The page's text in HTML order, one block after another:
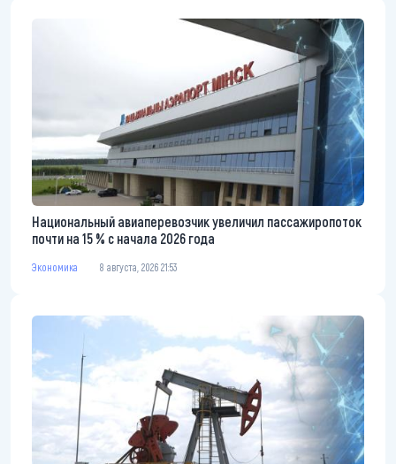
Национальный авиаперевозчик увеличил пассажиропоток
почти на 15 % с начала 2026 года
Экономика 8 августа, 2026 21:53